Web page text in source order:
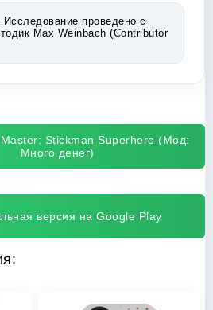
Исследование проведено с
Max Weinbach (Contributor
Master: Stickman Superhero (Мод:
Много денег)
версия на Google Play